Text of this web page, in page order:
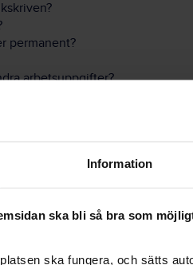
Information
ska bli så bra som
ska fungera, och sätts
permanent?
arbetsuppgifter?
aktör av rehabiliteringstjänster?
fungera under tiden